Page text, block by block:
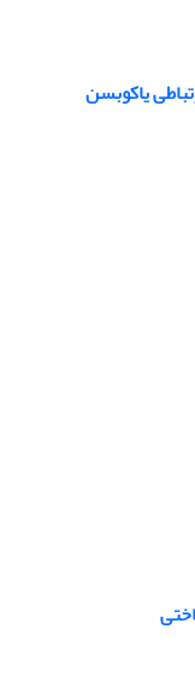
یاکوبسن